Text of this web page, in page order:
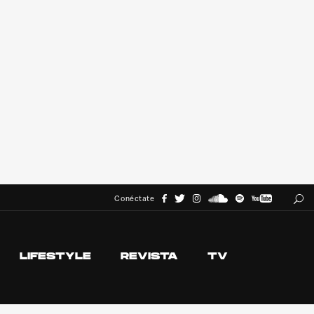
Conéctate
LIFESTYLE REVISTA TV